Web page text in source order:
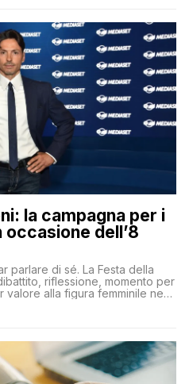
la campagna per i
dell’8
parlare di sé. La Festa della
riflessione, momento per
alla figura femminile nella
un messaggio “forte e